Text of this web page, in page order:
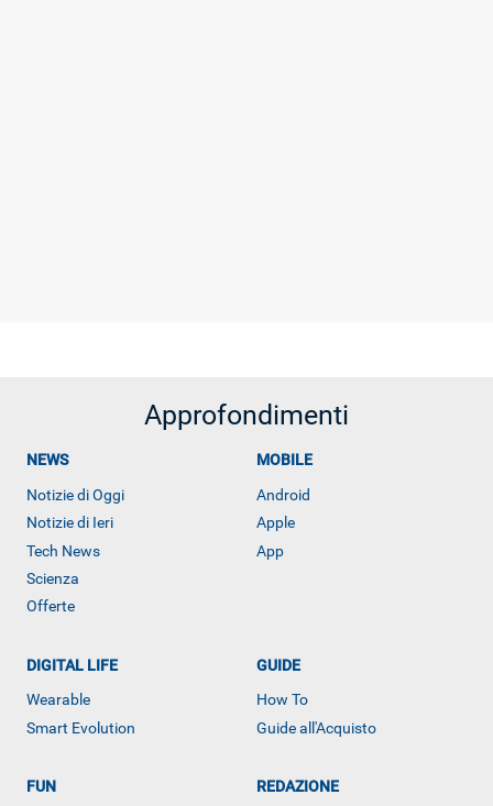
Approfondimenti
NEWS
Notizie di Oggi
Notizie di Ieri
Tech News
Scienza
Offerte
MOBILE
Android
Apple
App
DIGITAL LIFE
Wearable
Smart Evolution
GUIDE
How To
Guide all'Acquisto
FUN
REDAZIONE